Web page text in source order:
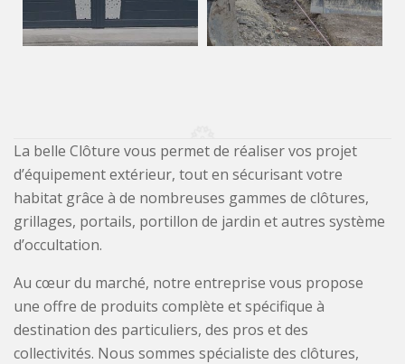
La belle Clôture vous permet de réaliser vos projet
d’équipement extérieur, tout en sécurisant votre
habitat grâce à de nombreuses gammes de clôtures,
grillages, portails, portillon de jardin et autres système
d’occultation.
Au cœur du marché, notre entreprise vous propose
une offre de produits complète et spécifique à
destination des particuliers, des pros et des
collectivités. Nous sommes spécialiste des clôtures,